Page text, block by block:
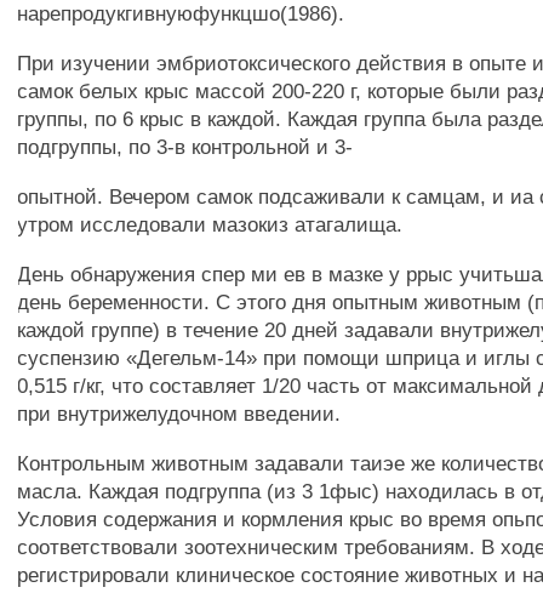
нарепродукгивнуюфункцшо(1986).
При изучении эмбриотоксического действия в опыте
самок белых крыс массой 200-220 г, которые были
группы, по 6 крыс в каждой. Каждая группа была
подгруппы, по 3-в контрольной и 3-
опытной. Вечером самок подсаживали к самцам, и
утром исследовали мазокиз атагалища.
День обнаружения спер ми ев в мазке у ррыс
день беременности. С этого дня опытным животным
каждой группе) в течение 20 дней задавали
суспензию «Дегельм-14» при помощи шприца и иглы
0,515 г/кг, что составляет 1/20 часть от максимальной
при внутрижелудочном введении.
Контрольным животным задавали таиэе же
масла. Каждая подгруппа (из 3 1фыс) находилась в
Условия содержания и кормления крыс во время
соответствовали зоотехническим требованиям. В
регистрировали клиническое состояние животных и